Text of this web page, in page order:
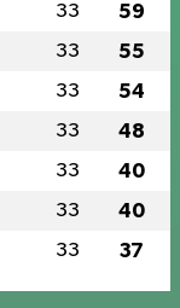
33 59
33 55
33 54
33 48
33 40
33 40
33 37